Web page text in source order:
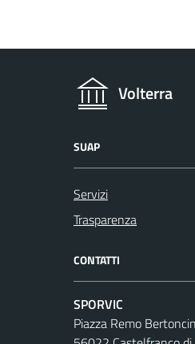
Volterra
SUAP
Servizi
Trasparenza
CONTATTI
SPORVIC
Piazza Remo